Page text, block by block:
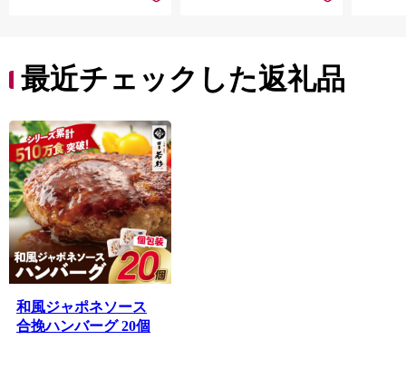
最近チェックした返礼品
和風ジャポネソース
合挽ハンバーグ 20個